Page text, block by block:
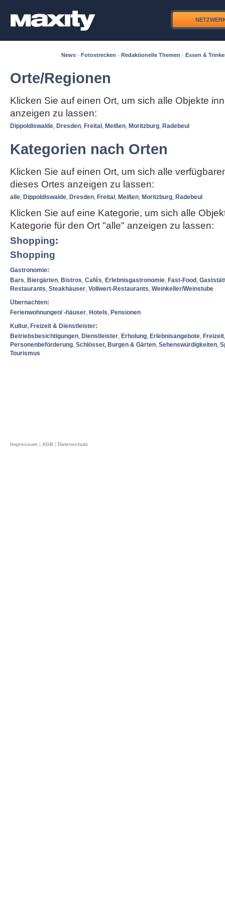
News · Fotostrecken · Redaktionelle Themen · Essen &
Orte/Regionen
Klicken Sie auf einen Ort, um sich alle Objekte
anzeigen zu lassen:
Dippoldiswalde, Dresden, Freital , Meißen, Moritzburg, Radebeul
Kategorien nach Orten
Klicken Sie auf einen Ort, um sich alle
dieses Ortes anzeigen zu lassen:
alle, Dippoldiswalde, Dresden, Freital , Meißen, Moritzburg, Radebeul
Klicken Sie auf eine Kategorie, um sich alle
Kategorie für den Ort "alle" anzeigen zu lassen:
Shopping:
Shopping
Gastronomie:
Bars, Biergärten, Bistros, Cafés, Erlebnisgastronomie, Fast-Food ,
Restaurants, Steakhäuser, Vollwert-Restaurants, Weinkeller/Weinstube
Übernachten:
Ferienwohnungen/ -häuser, Hotels, Pensionen
Kultur, Freizeit & Dienstleister:
Betriebsbesichtigungen, Dienstleister, Erholung, Erlebnisangebote, Freizeit
Personenbeförderung, Schlösser, Burgen & Gärten, Sehenswürdigkeiten,
Tourismus
Impressum AGB Datenschutz